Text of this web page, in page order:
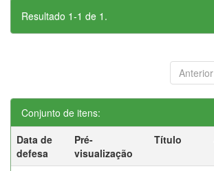
Resultado 1-1 de 1.
Anterior
Conjunto de itens:
Data de
defesa
Pré-
visualização
Título